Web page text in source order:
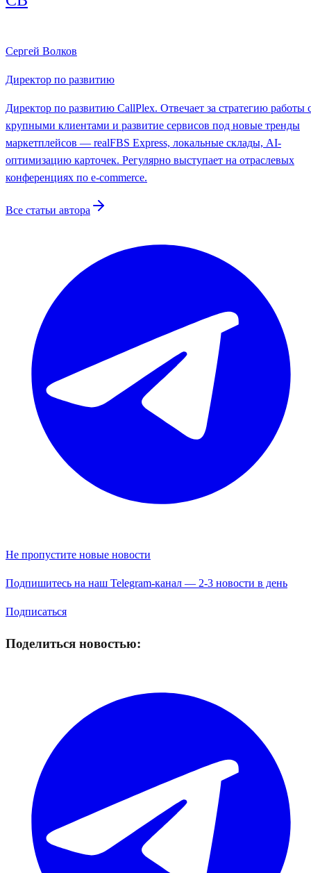
Сергей Волков
Директор по развитию
Директор по развитию CallPlex. Отвечает за стратегию работы
крупными клиентами и развитие сервисов под новые тренды
маркетплейсов — realFBS Express, локальные склады, AI-
оптимизацию карточек. Регулярно выступает на отраслевых
конференциях по e-commerce.
Все статьи автора
Не пропустите новые новости
Подпишитесь на наш Telegram-канал — 2-3 новости в день
Подписаться
Поделиться новостью: